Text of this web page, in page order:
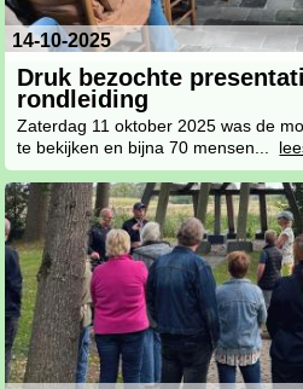
14-10-2025
Druk bezochte
rondleiding
Zaterdag 11 oktober 2025 was de
te bekijken en bijna 70 mensen...